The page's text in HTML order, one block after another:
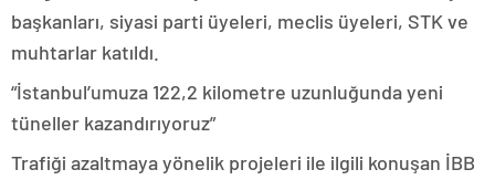
başkanları, siyasi parti üyeleri, meclis üyeleri, STK ve
muhtarlar katıldı.
“İstanbul’umuza 122,2 kilometre uzunluğunda yeni
tüneller kazandırıyoruz”
Trafiği azaltmaya yönelik projeleri ile ilgili konuşan İBB